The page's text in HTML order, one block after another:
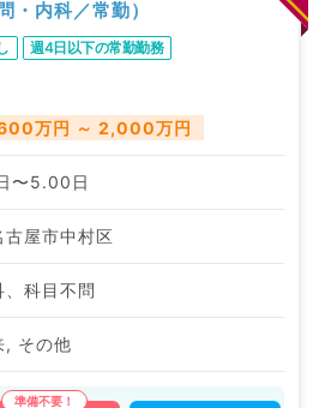
・内科／常勤）
週4日以下の常勤勤務
万円 ～ 2,000万円
〜5.00日
古屋市中村区
、科目不問
, その他